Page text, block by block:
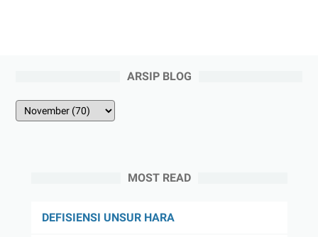
ARSIP BLOG
MOST READ
DEFISIENSI UNSUR HARA